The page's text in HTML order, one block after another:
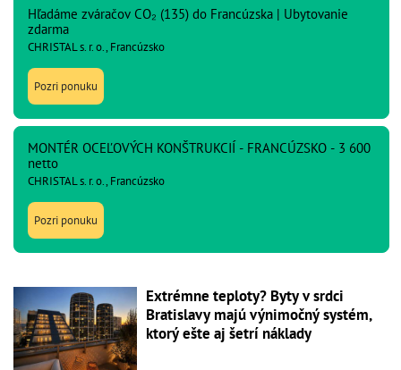
Hľadáme zváračov CO₂ (135) do Francúzska | Ubytovanie
zdarma
CHRISTAL s. r. o., Francúzsko
Pozri ponuku
MONTÉR OCEĽOVÝCH KONŠTRUKCIÍ - FRANCÚZSKO - 3 600
netto
CHRISTAL s. r. o., Francúzsko
Pozri ponuku
Extrémne teploty? Byty v srdci
Bratislavy majú výnimočný systém,
ktorý ešte aj šetrí náklady